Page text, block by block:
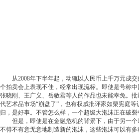
从2008年下半年起，动辄以人民币上千万元成交
个拍卖会上表现不佳，经常出现流标。即使是号称中
张晓刚、王广义、岳敏君等人的作品也未能幸免。
代艺术品市场“崩盘了”，也有权威批评家如栗宪庭
归，是好事。不管怎么样，一个超级大泡沫正在破裂
但是，即使是在金融危机的背景下，由于另一个
不得不有意无意地制造新的泡沫，这些泡沫可以有